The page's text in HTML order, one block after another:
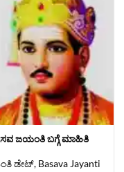
ಜಯಂತಿ ಬಗ್ಗೆ ಮಾಹಿತಿ
ಡೇಟ್, Basava Jayanti